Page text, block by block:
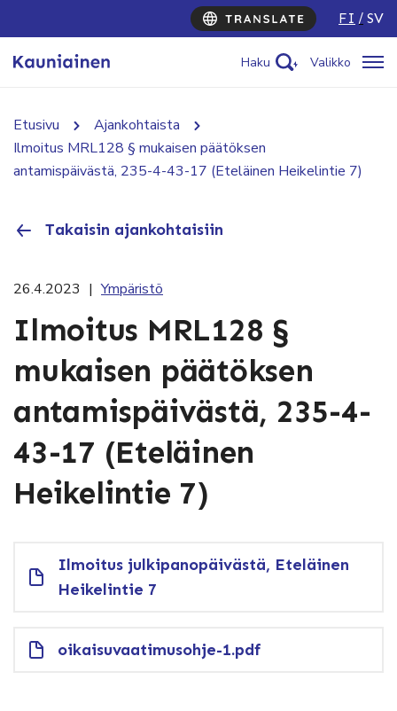
FI SV
Haku Valikko
Etusivu
Ajankohtaista
Ilmoitus MRL128 § mukaisen päätöksen
antamispäivästä, 235-4-43-17 (Eteläinen Heikelintie 7)
Takaisin ajankohtaisiin
26.4.2023 | Ympäristö
Ilmoitus MRL128 §
mukaisen päätöksen
antamispäivästä, 235-4-
43-17 (Eteläinen
Heikelintie 7)
Ilmoitus julkipanopäivästä, Eteläinen
Heikelintie 7
oikaisuvaatimusohje-1.pdf